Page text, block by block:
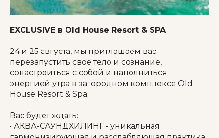
EXCLUSIVE в Old House Resort & SPA
24 и 25 августа, мы приглашаем вас
перезапустить свое тело и сознание,
сонастроиться с собой и наполниться
энергией утра в загородном комплексе Old
House Resort & Spa.
Вас будет ждать:
• АКВА-САУНДХИЛИНГ - уникальная